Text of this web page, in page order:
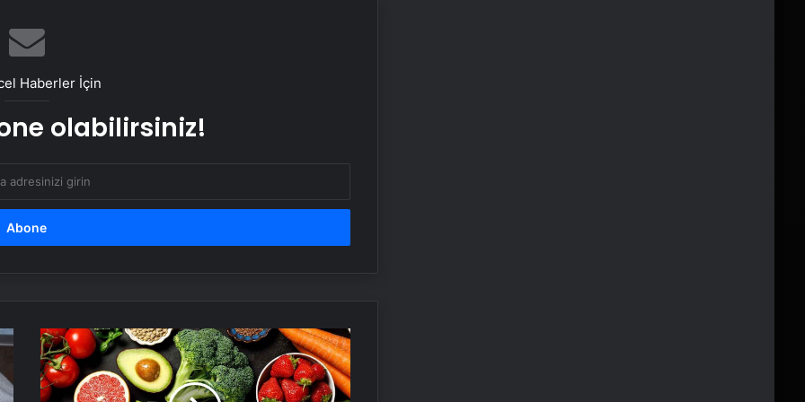
kahvaltıda tüketilmesini önerdiği 5
beyin gücünü artıran 10 besin!
Samsun’da doktorları şaşkına
Haberler İçin
olabilirsiniz!
Sofranızdan
eksik
etmeyin!
‘Günde